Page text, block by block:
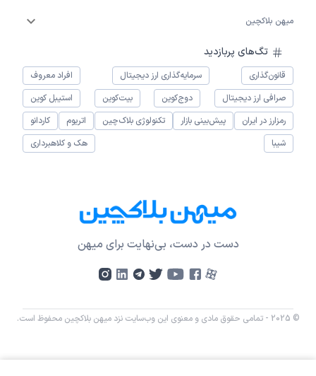
میهن بلاکچین
تگ‌های پربازدید
قانون‌گذاری سرمایه‌گذاری ارز دیجیتال
افراد معروف
صرافی ارز دیجیتال
دوج‌کوین بیت‌کوین
استیبل کوین
رمزارز در ایران
پیش‌بینی بازار تکنولوژی بلاک‌چین اتریوم
کاردانو
شیبا
هک و کلاهبرداری
دست در دست، بی‌نهایت برای میهن
© 2025 - تمامی حقوق مادی و معنوی این وب‌سایت نزد میهن بلاکچین محفوظ است.